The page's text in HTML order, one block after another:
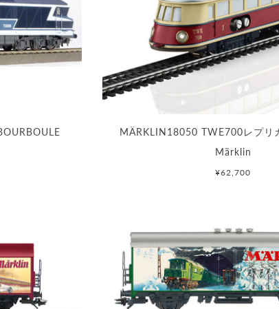
MÄRKLIN18050 TWE700レプ
Märklin
¥62,700